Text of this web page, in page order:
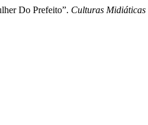
Do Prefeito”. Culturas Midiáticas